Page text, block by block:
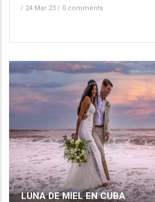
/ 24 Mar 23 / 0 comments
LUNA DE MIEL EN CUBA